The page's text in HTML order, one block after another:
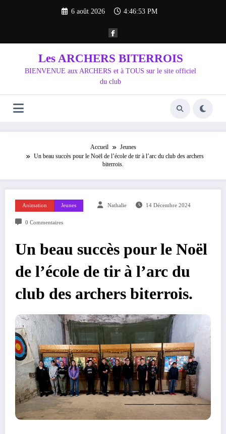
6 août 2026 4:46:55 PM
Les ARCHERS BITERROIS
BIENVENUE aux ARCHERS et à TOUS sur le site officiel
du club
Accueil
Jeunes
Un beau succès pour le Noël de l’école de tir à l’arc du club des archers
biterrois.
Animation Jeunes Nathalie 14 Décembre 2024
0 Commentaires
Un beau succès pour le Noël
de l’école de tir à l’arc du
club des archers biterrois.